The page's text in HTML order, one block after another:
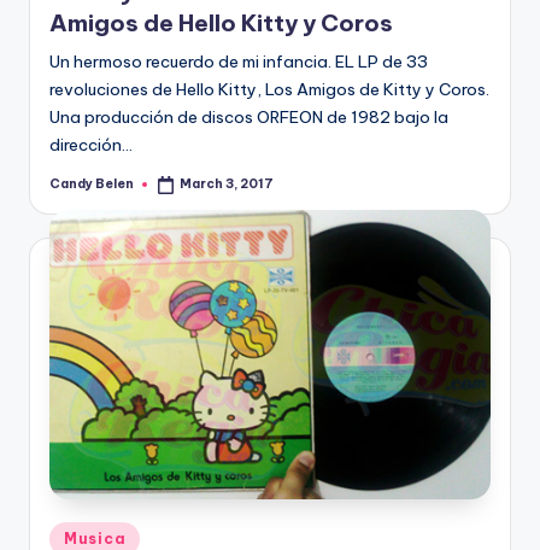
Amigos de Hello Kitty y Coros
Un hermoso recuerdo de mi infancia. EL LP de 33
revoluciones de Hello Kitty, Los Amigos de Kitty y Coros.
Una producción de discos ORFEON de 1982 bajo la
dirección…
Posted
Candy Belen March 3, 2017
Posted
Musica